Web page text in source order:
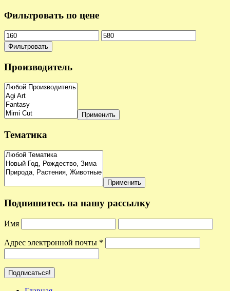
Фильтровать по цене
Фильтровать
Производитель
Применить
Тематика
Применить
Подпишитесь на нашу рассылку
Имя
Адрес электронной почты *